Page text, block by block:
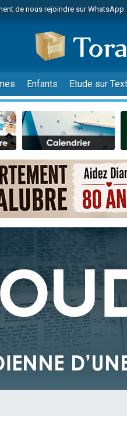
de nous rejoindre sur WhatsApp
de faire un don pour 1
de demander une bénédiction
de nous rejoindre sur WhatsApp
pour étudier en groupe sur Zoom
viennent de faire un don pour
son Maasser
de nous rejoindre sur WhatsApp
de nous rejoindre sur WhatsApp
de faire un don pour 5 jours
son Maasser
de demander une bénédiction
de nous rejoindre sur WhatsApp
viennent de faire un don pour
pour étudier en groupe sur Zoom
dans Torah-Box Music
de nous rejoindre sur WhatsApp
de nous rejoindre sur WhatsApp
de nous rejoindre sur WhatsApp
Enfants Etude sur